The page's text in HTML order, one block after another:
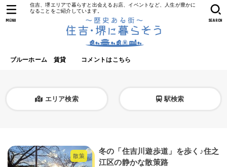
住吉、堺エリアで暮らすと出会えるお店、イベントなど、人生が豊かに
なることをご紹介しています。
ブルーホーム 賃貸 コメントはこちら
SEARCH
MENU
エリア検索 駅検索
散策
冬の「住吉川遊歩道」を歩く♪住之
江区の静かな散策路